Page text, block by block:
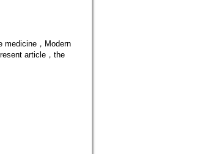
medicine，Modern
article，the